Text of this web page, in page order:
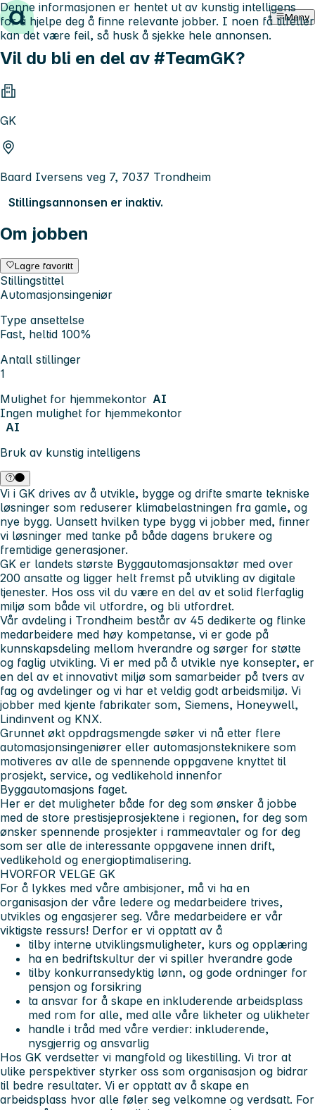
Hopp til innhold Meny
Vil du bli en del av #TeamGK?
GK
Baard Iversens veg 7, 7037 Trondheim
Stillingsannonsen er inaktiv.
Om jobben
Lagre favoritt
Stillingstittel
Automasjonsingeniør
Type ansettelse
Fast, heltid 100%
Antall stillinger
1
Mulighet for hjemmekontor AI
Ingen mulighet for hjemmekontor
AI
Bruk av kunstig intelligens
Denne informasjonen er hentet ut av kunstig intelligens
for å hjelpe deg å finne relevante jobber. I noen få tilfeller
kan det være feil, så husk å sjekke hele annonsen.
Vi i GK drives av å utvikle, bygge og drifte smarte tekniske
løsninger som reduserer klimabelastningen fra gamle, og
nye bygg. Uansett hvilken type bygg vi jobber med, finner
vi løsninger med tanke på både dagens brukere og
fremtidige generasjoner.
GK er landets største Byggautomasjonsaktør med over
200 ansatte og ligger helt fremst på utvikling av digitale
tjenester. Hos oss vil du være en del av et solid flerfaglig
miljø som både vil utfordre, og bli utfordret.
Vår avdeling i Trondheim består av 45 dedikerte og flinke
medarbeidere med høy kompetanse, vi er gode på
kunnskapsdeling mellom hverandre og sørger for støtte
og faglig utvikling. Vi er med på å utvikle nye konsepter, er
en del av et innovativt miljø som samarbeider på tvers av
fag og avdelinger og vi har et veldig godt arbeidsmiljø. Vi
jobber med kjente fabrikater som, Siemens, Honeywell,
Lindinvent og KNX.
Grunnet økt oppdragsmengde søker vi nå etter flere
automasjonsingeniører eller automasjonsteknikere som
motiveres av alle de spennende oppgavene knyttet til
prosjekt, service, og vedlikehold innenfor
Byggautomasjons faget.
Her er det muligheter både for deg som ønsker å jobbe
med de store prestisjeprosjektene i regionen, for deg som
ønsker spennende prosjekter i rammeavtaler og for deg
som ser alle de interessante oppgavene innen drift,
vedlikehold og energioptimalisering.
HVORFOR VELGE GK
For å lykkes med våre ambisjoner, må vi ha en
organisasjon der våre ledere og medarbeidere trives,
utvikles og engasjerer seg. Våre medarbeidere er vår
viktigste ressurs! Derfor er vi opptatt av å
tilby interne utviklingsmuligheter, kurs og opplæring
ha en bedriftskultur der vi spiller hverandre gode
tilby konkurransedyktig lønn, og gode ordninger for
pensjon og forsikring
ta ansvar for å skape en inkluderende arbeidsplass
med rom for alle, med alle våre likheter og ulikheter
handle i tråd med våre verdier: inkluderende,
nysgjerrig og ansvarlig
Hos GK verdsetter vi mangfold og likestilling. Vi tror at
ulike perspektiver styrker oss som organisasjon og bidrar
til bedre resultater. Vi er opptatt av å skape en
arbeidsplass hvor alle føler seg velkomne og verdsatt. For